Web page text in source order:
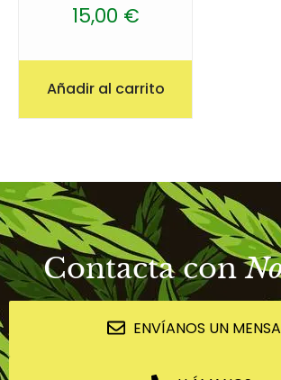
15,00 €
Añadir al carrito
Contacta con
ENVÍANOS UN